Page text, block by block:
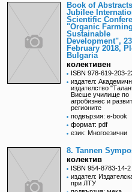
Book of
Jubilee
Scientific
"Organic
Sustainable
Development", 23
February 2018,
Bulgaria
колективен
ISBN 978-619-203-
издател:
издателство
Висше училище по
агробизнес и
регионите
подвързия: e-book
формат: pdf
език: Многоезични
8. Tannen
колектив
ISBN 954-8783-14-2
издател:
при ЛТУ